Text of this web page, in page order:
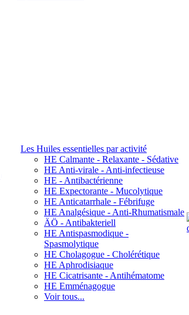
Les Huiles essentielles par activité
HE Calmante - Relaxante - Sédative
HE Anti-virale - Anti-infectieuse
HE - Antibactérienne
HE Expectorante - Mucolytique
HE Anticatarrhale - Fébrifuge
HE Analgésique - Anti-Rhumatismale
ÄÖ - Antibakteriell
HE Antispasmodique -
Spasmolytique
HE Cholagogue - Cholérétique
HE Aphrodisiaque
HE Cicatrisante - Antihématome
HE Emménagogue
Voir tous...